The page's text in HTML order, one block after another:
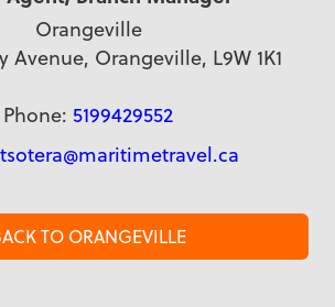
Orangeville
Avenue, Orangeville, L9W 1K1
Phone: 5199429552
tsotera@maritimetravel.ca
TO ORANGEVILLE